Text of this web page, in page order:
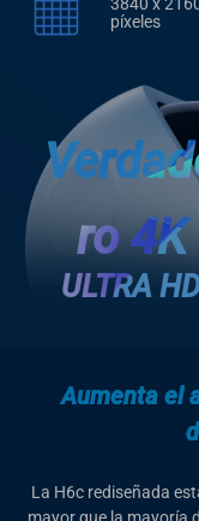
píxeles
ro 4K
ULTRA
Aumenta el
La H6c rediseñada
mayor que la mayoría